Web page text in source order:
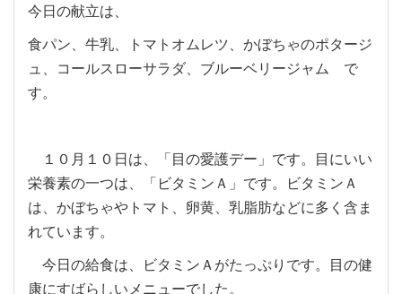
今日の献立は、
食パン、牛乳、トマトオムレツ、かぼちゃのポタージ
ュ、コールスローサラダ、ブルーベリージャム で
す。
１０月１０日は、「目の愛護デー」です。目にいい
栄養素の一つは、「ビタミンＡ」です。ビタミンＡ
は、かぼちゃやトマト、卵黄、乳脂肪などに多く含ま
れています。
今日の給食は、ビタミンＡがたっぷりです。目の健
康にすばらしいメニューでした。